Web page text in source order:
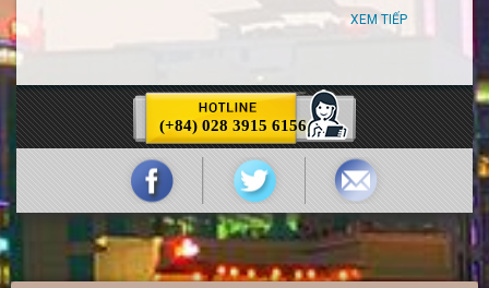
(+84) 028 3915 6156
XEM TIẾP